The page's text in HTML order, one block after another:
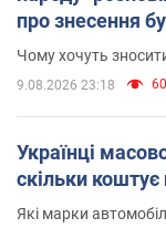
про знесення
Чому хочуть
9.08.2026 23:18
Українці
скільки
Які марки